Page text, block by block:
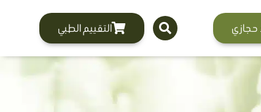
حجازي التقييم الطبي